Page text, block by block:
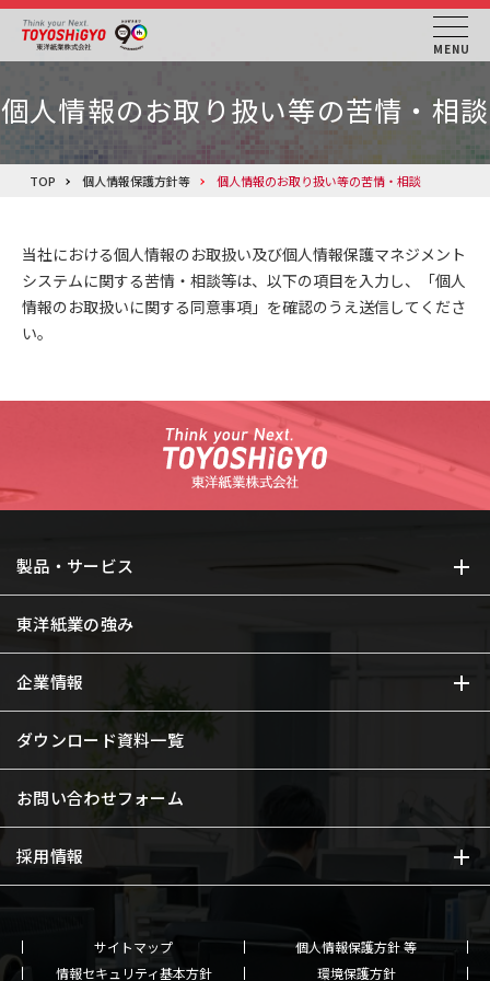
MENU
個人情報のお取り扱い等の苦情・相談
TOP 個人情報保護方針等 個人情報のお取り扱い等の苦情・相談
当社における個人情報のお取扱い及び個人情報保護マネジメント
システムに関する苦情・相談等は、以下の項目を入力し、「個人
情報のお取扱いに関する同意事項」を確認のうえ送信してくださ
い。
製品・サービス
東洋紙業の強み
企業情報
ダウンロード資料一覧
お問い合わせフォーム
採用情報
サイトマップ
個人情報保護方針 等
情報セキュリティ基本方針
環境保護方針